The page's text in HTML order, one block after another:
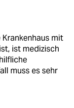
mit
ist medizisch
muss es sehr